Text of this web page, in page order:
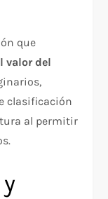
que
valor del
clasificación
al permitir